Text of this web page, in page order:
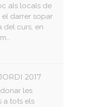
als locals de
el darrer sopar
del curs, en
2017
les
a tots els